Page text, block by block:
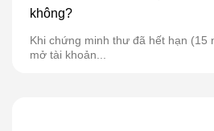
không?
Khi chứng minh thư đã hết hạn (15
mở tài khoản...